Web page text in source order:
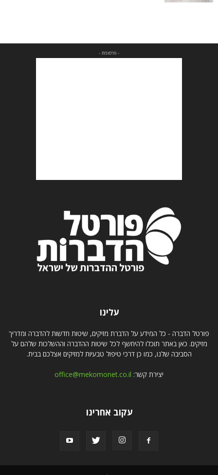
- פרסומת -
עלינו
פורטל הדברה - כל המידע על הדברת מזיקים, שיטות חדשות להדברה ומדריך
מזיקים. כאן באתר תוכלו להיחשף לכל שיטות ההדברה וההשלכות שלהם על
הסביבה שלנו, כמו כן דרכי טיפול טבעיות למזיקים אצלכם בבית.
יצירת קשר: office@mekomonet.co.il
עקוב אחרינו